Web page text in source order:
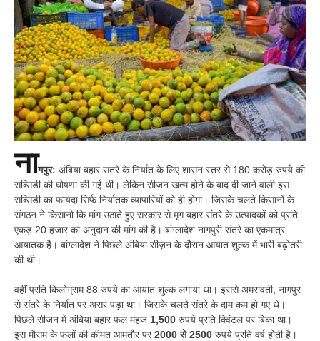
नागपुर: अंबिया बहार संतरे के निर्यात के लिए शासन स्तर से 180 करोड़ रुपये की
सब्सिडी की घोषणा की गई थी। लेकिन सीजन खत्म होने के बाद दी जाने वाली इस
सब्सिडी का फायदा सिर्फ निर्यातक व्यापारियों को ही होगा। जिसके चलते किसानों के
संगठन ने किसानो कि मांग उठाते हुए सरकार से मृग बहार संतरे के उत्पादकों को प्रति
एकड़ 20 हजार का अनुदान की मांग की है। बांग्लादेश नागपुरी संतरे का एकमात्र
आयातक है। बांग्लादेश ने पिछले अंबिया सीज़न के दौरान आयात शुल्क में भारी बढ़ोतरी
की थी।
वहीं प्रति किलोग्राम 88 रुपये का आयात शुल्क लगाया था। इससे अमरावती, नागपुर
से संतरे के निर्यात पर असर पड़ा था। जिसके चलते संतरे के दाम कम हो गए थे।
पिछले सीजन में अंबिया बहार फल महज 1,500 रुपये प्रति क्विंटल पर बिका था।
इस मौसम के फलों की कीमत आमतौर पर2000 से 2500 रुपये प्रति वर्ष होती है।